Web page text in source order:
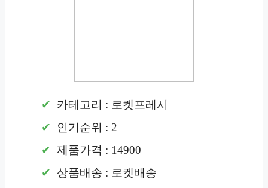
카테고리 : 로켓프레시
인기순위 : 2
제품가격 : 14900
상품배송 : 로켓배송